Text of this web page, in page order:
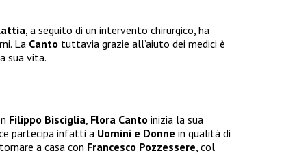
, a seguito di un intervento chirurgico, ha
La Canto tuttavia grazie all’aiuto dei medici è
sua vita.
Filippo Bisciglia, Flora Canto inizia la sua
partecipa infatti a Uomini e Donne in qualità di
a casa con Francesco Pozzessere, col